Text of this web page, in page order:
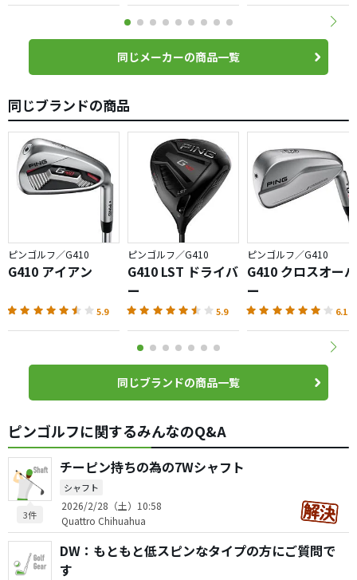
同じメーカーの商品一覧
同じブランドの商品
ピンゴルフ／G410
G410 アイアン
5.9
ピンゴルフ／G410
G410 LST ドライバ
ー
5.9
ピンゴルフ／G410
G410 クロスオーバ
ー
6.1
同じブランドの商品一覧
ピンゴルフに関するみんなのQ&A
3件
チーピン持ちの為の7Wシャフト
シャフト
2026/2/28（土）10:58
Quattro Chihuahua
DW：もともと低スピンなタイプの方にご質問で
す